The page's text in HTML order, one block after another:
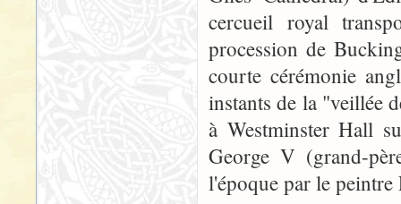
cercueil royal
procession de
courte cérémonie
instants de la "veillée
à Westminster Hall
George V (grand-
l'époque par le